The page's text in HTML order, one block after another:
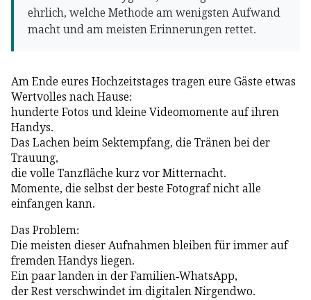
ehrlich, welche Methode am wenigsten Aufwand
macht und am meisten Erinnerungen rettet.
Am Ende eures Hochzeitstages tragen eure Gäste etwas
Wertvolles nach Hause:
hunderte Fotos und kleine Videomomente auf ihren
Handys.
Das Lachen beim Sektempfang, die Tränen bei der
Trauung,
die volle Tanzfläche kurz vor Mitternacht.
Momente, die selbst der beste Fotograf nicht alle
einfangen kann.
Das Problem:
Die meisten dieser Aufnahmen bleiben für immer auf
fremden Handys liegen.
Ein paar landen in der Familien-WhatsApp,
der Rest verschwindet im digitalen Nirgendwo.